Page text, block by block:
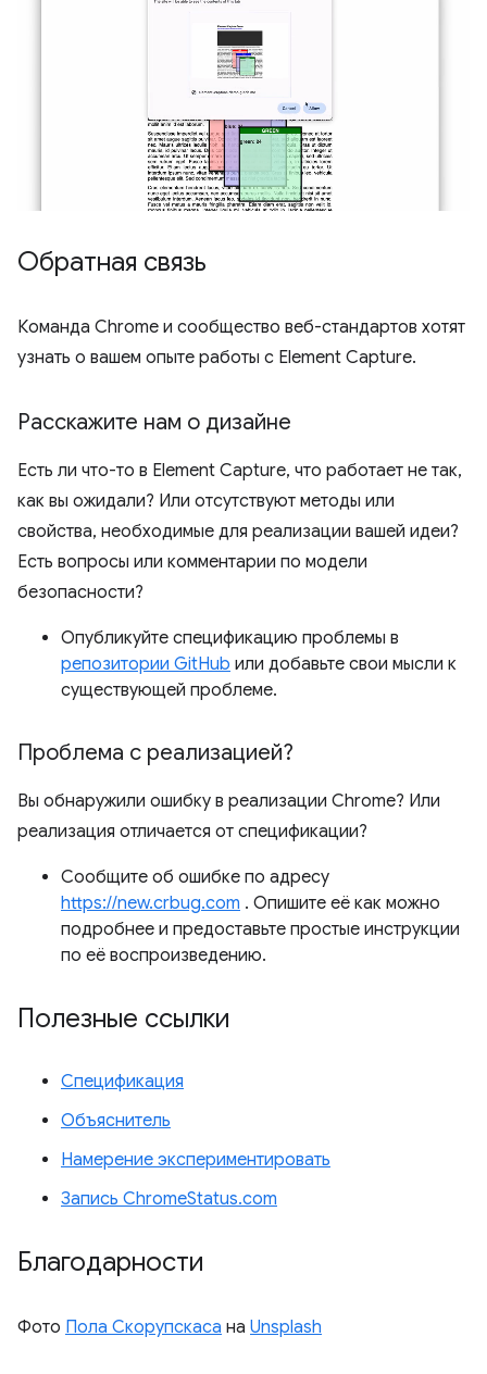
Обратная связь
Команда Chrome и сообщество веб-стандартов хотят
узнать о вашем опыте работы с Element Capture.
Расскажите нам о дизайне
Есть ли что-то в Element Capture, что работает не так,
как вы ожидали? Или отсутствуют методы или
свойства, необходимые для реализации вашей идеи?
Есть вопросы или комментарии по модели
безопасности?
Опубликуйте спецификацию проблемы в
репозитории GitHub или добавьте свои мысли к
существующей проблеме.
Проблема с реализацией?
Вы обнаружили ошибку в реализации Chrome? Или
реализация отличается от спецификации?
Сообщите об ошибке по адресу
https://new.crbug.com . Опишите её как можно
подробнее и предоставьте простые инструкции
по её воспроизведению.
Полезные ссылки
Спецификация
Объяснитель
Намерение экспериментировать
Запись ChromeStatus.com
Благодарности
Фото Пола Скорупскаса на Unsplash